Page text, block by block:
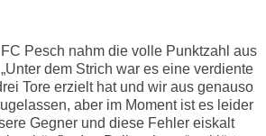
Pesch nahm die volle Punktzahl aus
dem Strich war es eine verdiente
Tore erzielt hat und wir aus genauso
aber im Moment ist es leider
Gegner und diese Fehler eiskalt